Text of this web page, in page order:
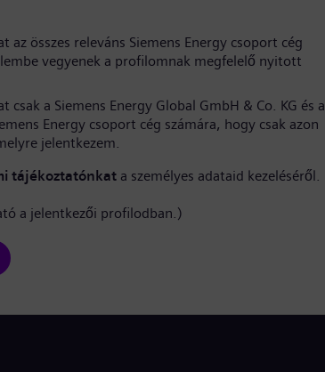
az összes releváns Siemens Energy csoport cég
vegyenek a profilomnak megfelelő nyitott
csak a Siemens Energy Global GmbH & Co. KG és a
Energy csoport cég számára, hogy csak azon
jelentkezem.
tájékoztatónkat a személyes adataid kezeléséről.
a jelentkezői profilodban.)